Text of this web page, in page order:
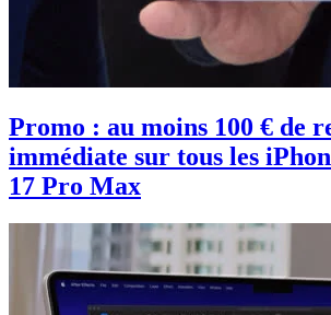
Promo : au moins 100 € de
immédiate sur tous les
17 Pro Max